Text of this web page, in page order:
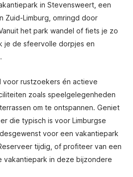
in Stevensweert, een
Zuid-Limburg, omringd door
het park wandel of fiets je zo
je de sfeervolle dorpjes en
voor rustzoekers én actieve
zoals speelgelegenheden
om te ontspannen. Geniet
die typisch is voor Limburgse
voor een vakantiepark
tijdig, of profiteer van een
vakantiepark in deze bijzondere